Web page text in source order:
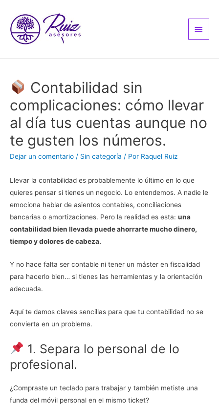
Menú
Contabilidad sin
complicaciones: cómo llevar
al día tus cuentas aunque no
te gusten los números.
Dejar un comentario / Sin categoría / Por Raquel Ruiz
Llevar la contabilidad es probablemente lo último en lo que
quieres pensar si tienes un negocio. Lo entendemos. A nadie le
emociona hablar de asientos contables, conciliaciones
bancarias o amortizaciones. Pero la realidad es esta: una
contabilidad bien llevada puede ahorrarte mucho dinero,
tiempo y dolores de cabeza.
Y no hace falta ser contable ni tener un máster en fiscalidad
para hacerlo bien… si tienes las herramientas y la orientación
adecuada.
Aquí te damos claves sencillas para que tu contabilidad no se
convierta en un problema.
1. Separa lo personal de lo
profesional.
¿Compraste un teclado para trabajar y también metiste una
funda del móvil personal en el mismo ticket?